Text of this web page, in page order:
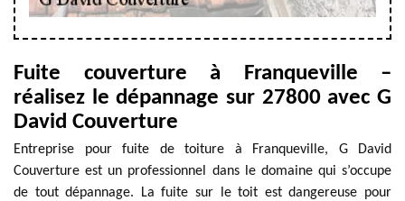
Fuite couverture à Franqueville –
réalisez le dépannage sur 27800 avec G
David Couverture
Entreprise pour fuite de toiture à Franqueville, G David
Couverture est un professionnel dans le domaine qui s’occupe
de tout dépannage. La fuite sur le toit est dangereuse pour